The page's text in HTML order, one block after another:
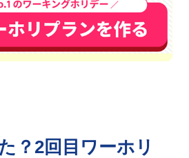
？2回目ワーホリ